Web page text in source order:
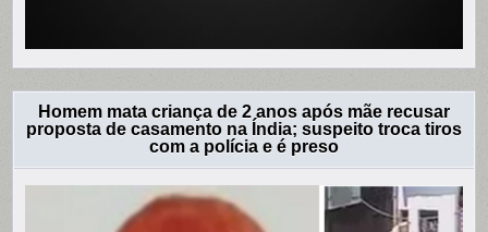
Homem mata criança de 2 anos após mãe recusar
proposta de casamento na Índia; suspeito troca tiros
com a polícia e é preso